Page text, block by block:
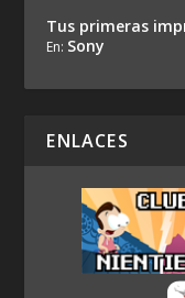
Tus primeras
En: Sony
ENLACES